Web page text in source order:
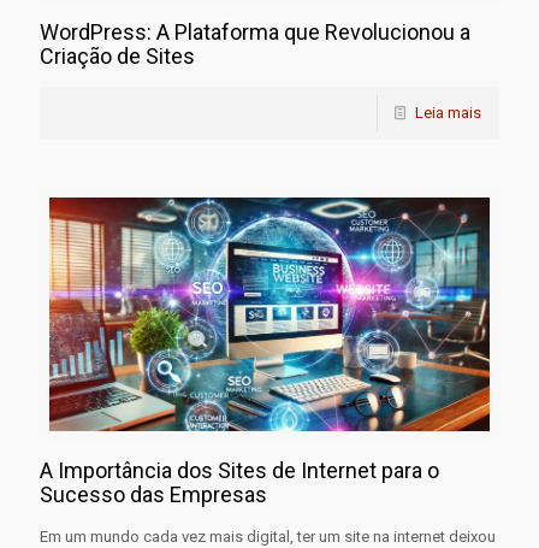
WordPress: A Plataforma que Revolucionou a
Criação de Sites
Leia mais
A Importância dos Sites de Internet para o
Sucesso das Empresas
Em um mundo cada vez mais digital, ter um site na internet deixou